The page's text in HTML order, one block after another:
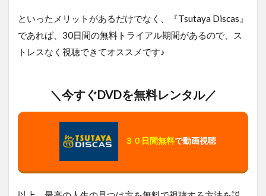
といったメリットがあるだけでなく、『Tsutaya Discas』
であれば、30日間の無料トライアル期間があるので、ス
トレスなく視聴できてオススメです♪
＼今すぐDVDを無料レンタル／
３０日間無料で動画視聴